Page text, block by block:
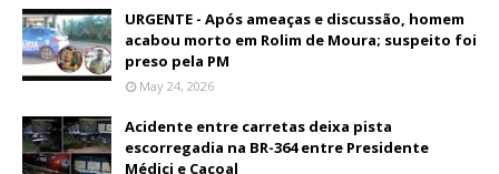
URGENTE - Após ameaças e discussão, homem
acabou morto em Rolim de Moura; suspeito foi
preso pela PM
May 24, 2026
Acidente entre carretas deixa pista
escorregadia na BR-364 entre Presidente
Médici e Cacoal